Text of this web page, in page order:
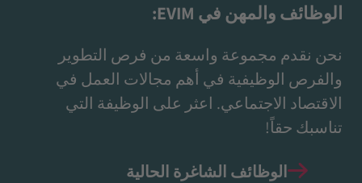
الوظائف والمهن في EVIM:
نحن نقدم مجموعة واسعة من فرص التطوير
والفرص الوظيفية في أهم مجالات العمل في
الاقتصاد الاجتماعي. اعثر على الوظيفة التي
تناسبك حقاً!
الوظائف الشاغرة الحالية